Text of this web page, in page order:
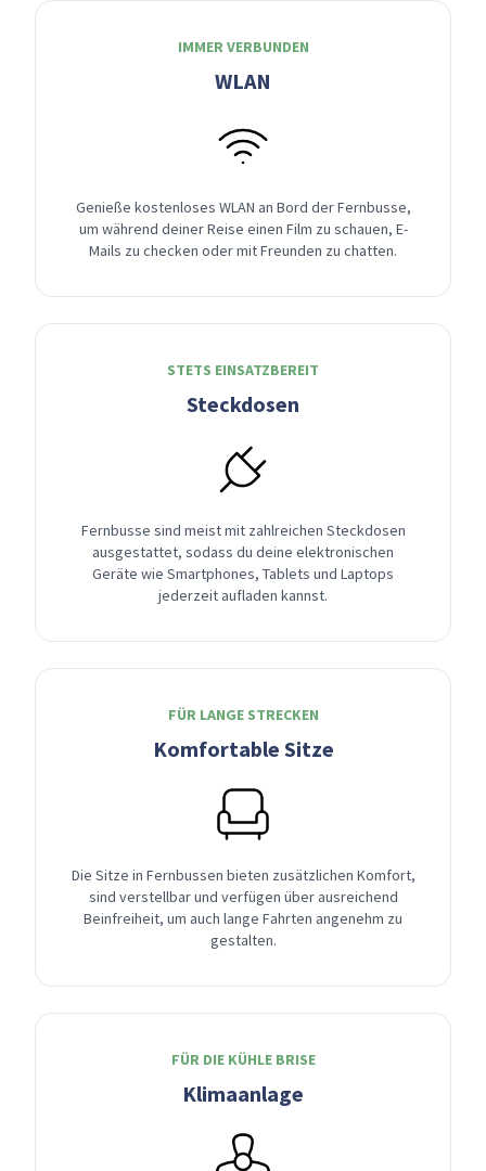
IMMER VERBUNDEN
WLAN
Genieße kostenloses WLAN an Bord der Fernbusse,
um während deiner Reise einen Film zu schauen, E-
Mails zu checken oder mit Freunden zu chatten.
STETS EINSATZBEREIT
Steckdosen
Fernbusse sind meist mit zahlreichen Steckdosen
ausgestattet, sodass du deine elektronischen
Geräte wie Smartphones, Tablets und Laptops
jederzeit aufladen kannst.
FÜR LANGE STRECKEN
Komfortable Sitze
Die Sitze in Fernbussen bieten zusätzlichen Komfort,
sind verstellbar und verfügen über ausreichend
Beinfreiheit, um auch lange Fahrten angenehm zu
gestalten.
FÜR DIE KÜHLE BRISE
Klimaanlage